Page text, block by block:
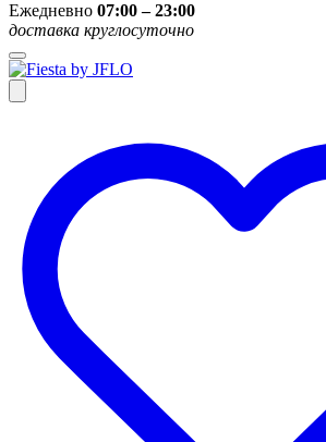
Ежедневно 07:00 – 23:00
доставка круглосуточно